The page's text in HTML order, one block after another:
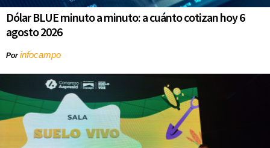
Dólar BLUE minuto a minuto: a cuánto cotizan hoy 6
agosto 2026
Porinfocampo